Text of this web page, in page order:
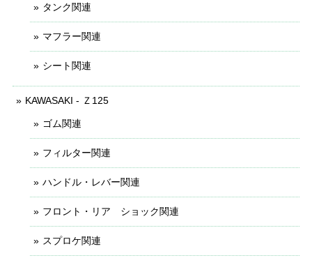
タンク関連
マフラー関連
シート関連
KAWASAKI - Ｚ125
ゴム関連
フィルター関連
ハンドル・レバー関連
フロント・リア ショック関連
スプロケ関連